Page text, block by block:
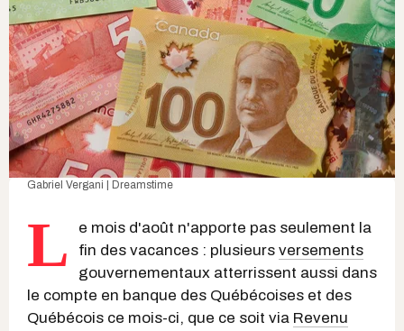
Gabriel Vergani | Dreamstime
L
e mois d'août n'apporte pas seulement la
fin des vacances : plusieurs versements
gouvernementaux atterrissent aussi dans
le compte en banque des Québécoises et des
Québécois ce mois-ci, que ce soit via Revenu